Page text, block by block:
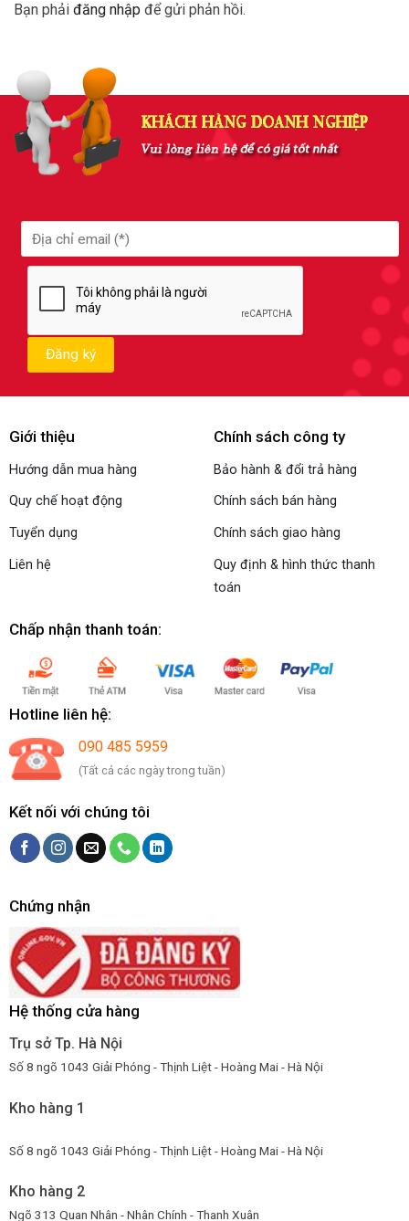
Bạn phải đăng nhập để gửi phản hồi.
Giới thiệu
Hướng dẫn mua hàng
Quy chế hoạt động
Tuyển dụng
Liên hệ
Chính sách công ty
Bảo hành & đổi trả hàng
Chính sách bán hàng
Chính sách giao hàng
Quy định & hình thức thanh
toán
Chấp nhận thanh toán:
Hotline liên hệ:
090 485 5959
(Tất cả các ngày trong tuần)
Kết nối với chúng tôi
Chứng nhận
Hệ thống cửa hàng
Trụ sở Tp. Hà Nội
Số 8 ngõ 1043 Giải Phóng - Thịnh Liệt - Hoàng Mai - Hà Nội
Kho hàng 1
Số 8 ngõ 1043 Giải Phóng - Thịnh Liệt - Hoàng Mai - Hà Nội
Kho hàng 2
Ngõ 313 Quan Nhân - Nhân Chính - Thanh Xuân